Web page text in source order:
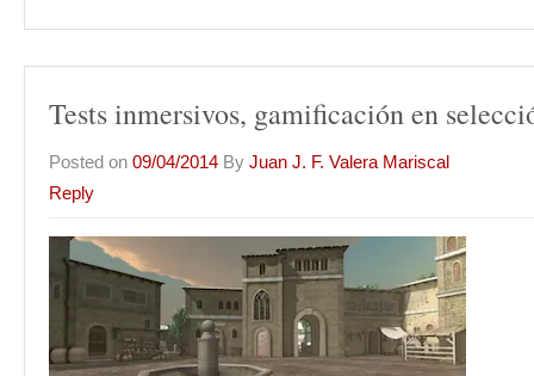
Tests inmersivos, gamificación en
Posted on 09/04/2014 By Juan J. F. Valera Mariscal
Reply